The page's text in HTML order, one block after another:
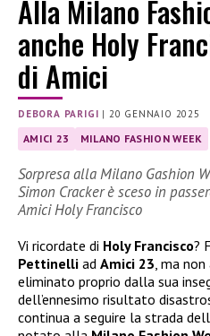
Alla Milano
anche Holy
di Amici
DEBORA PARIGI | 20 GENNAIO 2025
AMICI 23 MILANO FASHION WEEK
Sorpresa alla Milano Gashion
Simon Cracker è sceso in
Amici Holy Francisco
Vi ricordate di Holy Francisco?
Pettinelli ad Amici 23, ma
eliminato proprio dalla sua
dell’ennesimo risultato
continua a seguire la strada